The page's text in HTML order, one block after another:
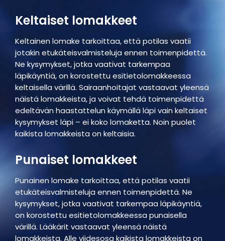
Keltaiset lomakkeet
Keltainen lomake tarkoittaa, että potilas vaatii
jotakin etukäteisvalmisteluja ennen toimenpidettä.
Ne kysymykset, jotka vaativat tarkempaa
läpikäyntiä, on korostettu esitietolomakkeessa
keltaisella värillä. Sairaanhoitajat vastaavat yleensä
näistä lomakkeista, ja voivat tehdä toimenpidettä
edeltävän haastattelun käymällä läpi vain keltaiset
kysymykset läpi – ei koko lomaketta. Noin puolet
kaikista lomakkeista on keltaisia.
Punaiset lomakkeet
Punainen lomake tarkoittaa, että potilas vaatii
etukäteisvalmisteluja ennen toimenpidettä. Ne
kysymykset, jotka vaativat tarkempaa läpikäyntiä,
on korostettu esitietolomakkeessa punaisella
värillä. Lääkärit vastaavat yleensä näistä
lomakkeista. Alle viidesosa kaikista lomakkeista on